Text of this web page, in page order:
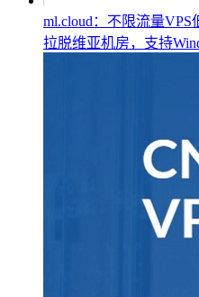
ml.cloud：不限流量
拉脱维亚机房，支持